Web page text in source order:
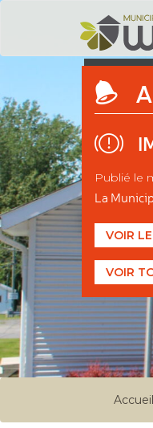
Publié le
La
VOIR
VOIR
Accueil